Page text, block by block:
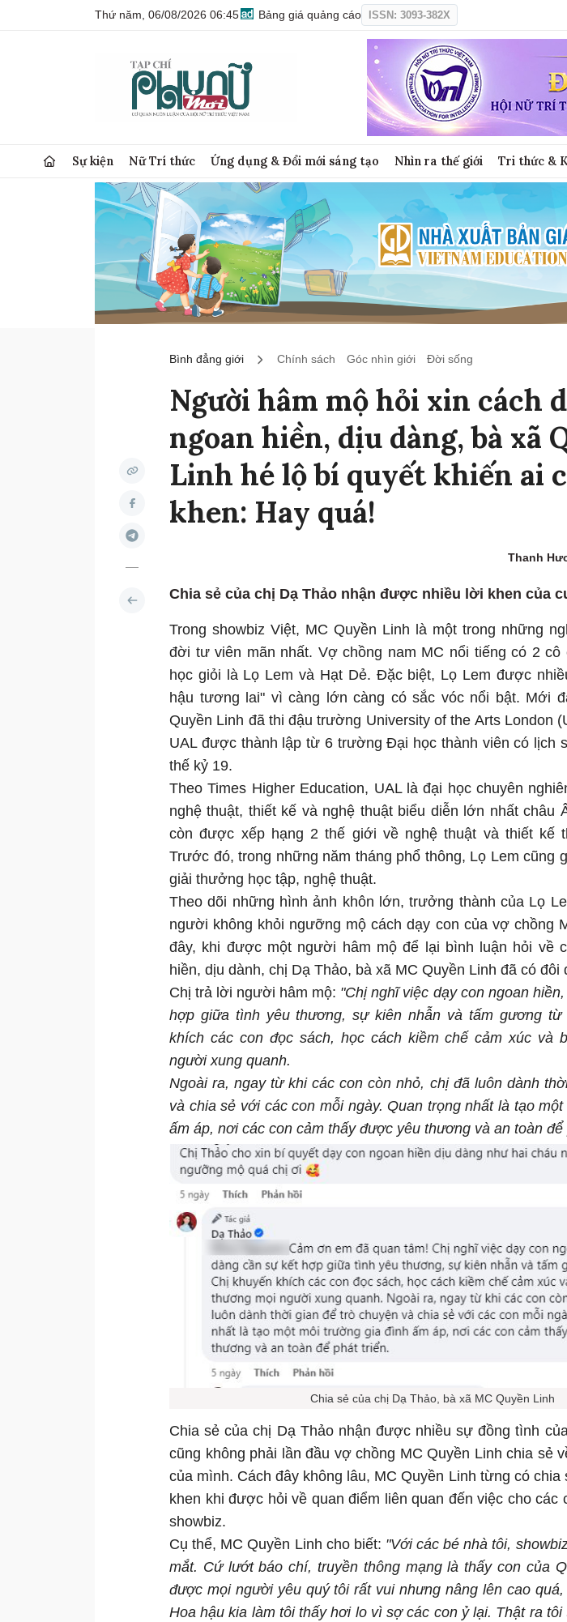
Thứ năm, 06/08/2026 06:45 Bảng giá quảng cáo ISSN: 3093-382X
Sự kiện Nữ Trí thức Ứng dụng & Đổi mới sáng tạo Nhìn ra thế giới Tri thức &
Bình đẳng giới Chính sách Góc nhìn giới Đời sống
Người hâm mộ hỏi xin cách
ngoan hiền, dịu dàng, bà xã
Linh hé lộ bí quyết khiến ai
khen: Hay quá!
Thanh
Chia sẻ của chị Dạ Thảo nhận được nhiều lời khen của
Trong showbiz Việt, MC Quyền Linh là một trong những
đời tư viên mãn nhất. Vợ chồng nam MC nổi tiếng có 2 cô
học giỏi là Lọ Lem và Hạt Dẻ. Đặc biệt, Lọ Lem được
hậu tương lai" vì càng lớn càng có sắc vóc nổi bật. Mới
Quyền Linh đã thi đậu trường University of the Arts London
UAL được thành lập từ 6 trường Đại học thành viên có lịch
thế kỷ 19.
Theo Times Higher Education, UAL là đại học chuyên
nghệ thuật, thiết kế và nghệ thuật biểu diễn lớn nhất châu
còn được xếp hạng 2 thế giới về nghệ thuật và thiết kế
Trước đó, trong những năm tháng phổ thông, Lọ Lem cũng
giải thưởng học tập, nghệ thuật.
Theo dõi những hình ảnh khôn lớn, trưởng thành của Lọ
người không khỏi ngưỡng mộ cách dạy con của vợ chồng
đây, khi được một người hâm mộ để lại bình luận hỏi về
hiền, dịu dành, chị Dạ Thảo, bà xã MC Quyền Linh đã có đôi
Chị trả lời người hâm mộ: "Chị nghĩ việc dạy con ngoan
hợp giữa tình yêu thương, sự kiên nhẫn và tấm gương từ
khích các con đọc sách, học cách kiềm chế cảm xúc và
người xung quanh.
Ngoài ra, ngay từ khi các con còn nhỏ, chị đã luôn dành
và chia sẻ với các con mỗi ngày. Quan trọng nhất là tạo
ấm áp, nơi các con cảm thấy được yêu thương và an toàn để
Chia sẻ của chị Dạ Thảo, bà xã MC Quyền Linh
Chia sẻ của chị Dạ Thảo nhận được nhiều sự đồng tình
cũng không phải lần đầu vợ chồng MC Quyền Linh chia sẻ
của mình. Cách đây không lâu, MC Quyền Linh từng có chia
khen khi được hỏi về quan điểm liên quan đến việc cho các
showbiz.
Cụ thể, MC Quyền Linh cho biết: "Với các bé nhà tôi,
mắt. Cứ lướt báo chí, truyền thông mạng là thấy con của
được mọi người yêu quý tôi rất vui nhưng nâng lên cao quá,
Hoa hậu kia làm tôi thấy hơi lo vì sợ các con ỷ lại. Thật ra